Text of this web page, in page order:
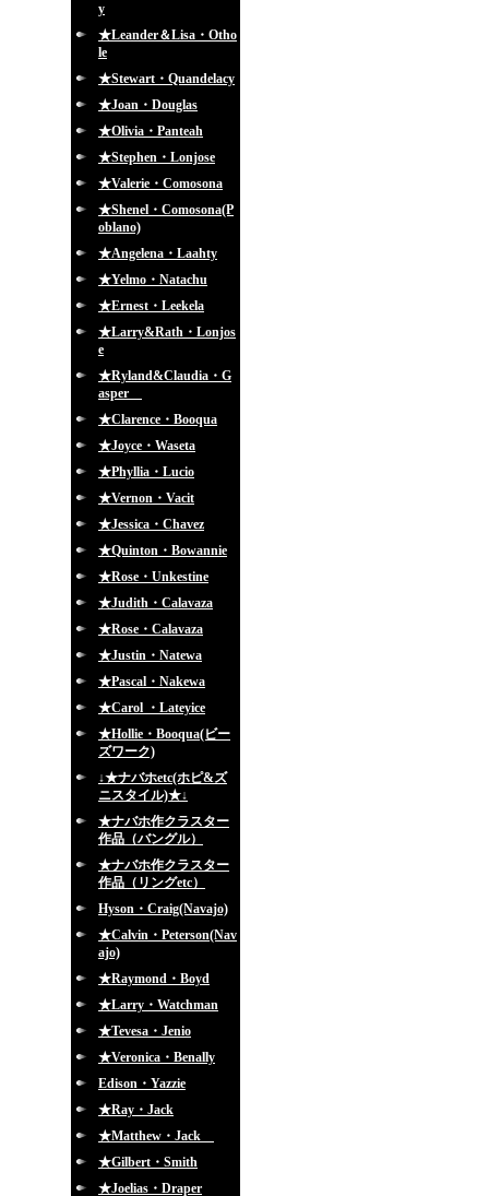
y
★Leander＆Lisa・Otho
le
★Stewart・Quandelacy
★Joan・Douglas
★Olivia・Panteah
★Stephen・Lonjose
★Valerie・Comosona
★Shenel・Comosona(P
oblano)
★Angelena・Laahty
★Yelmo・Natachu
★Ernest・Leekela
★Larry&Rath・Lonjos
e
★Ryland&Claudia・G
asper
★Clarence・Booqua
★Joyce・Waseta
★Phyllia・Lucio
★Vernon・Vacit
★Jessica・Chavez
★Quinton・Bowannie
★Rose・Unkestine
★Judith・Calavaza
★Rose・Calavaza
★Justin・Natewa
★Pascal・Nakewa
★Carol ・Lateyice
★Hollie・Booqua(ビー
ズワーク)
↓★ナバホetc(ホピ&ズ
ニスタイル)★↓
★ナバホ作クラスター
作品（バングル）
★ナバホ作クラスター
作品（リングetc）
Hyson・Craig(Navajo)
★Calvin・Peterson(Nav
ajo)
★Raymond・Boyd
★Larry・Watchman
★Tevesa・Jenio
★Veronica・Benally
Edison・Yazzie
★Ray・Jack
★Matthew・Jack
★Gilbert・Smith
★Joelias・Draper